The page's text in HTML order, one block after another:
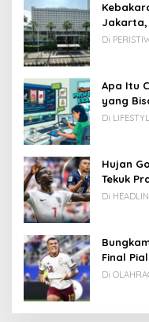
Jakarta,
Di
Apa Itu
yang
Rupiah
Di
Hujan
Tekuk
Di
Final
Di